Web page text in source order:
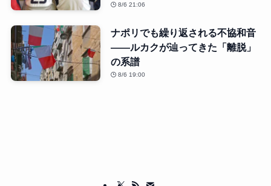
8/6 21:06
ナポリでも繰り返される不協和音
――ルカクが辿ってきた「離脱」
の系譜
8/6 19:00